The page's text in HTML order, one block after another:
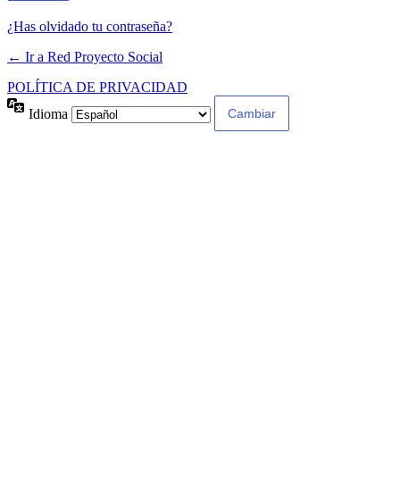
¿Has olvidado tu contraseña?
← Ir a Red Proyecto Social
POLÍTICA DE PRIVACIDAD
Idioma